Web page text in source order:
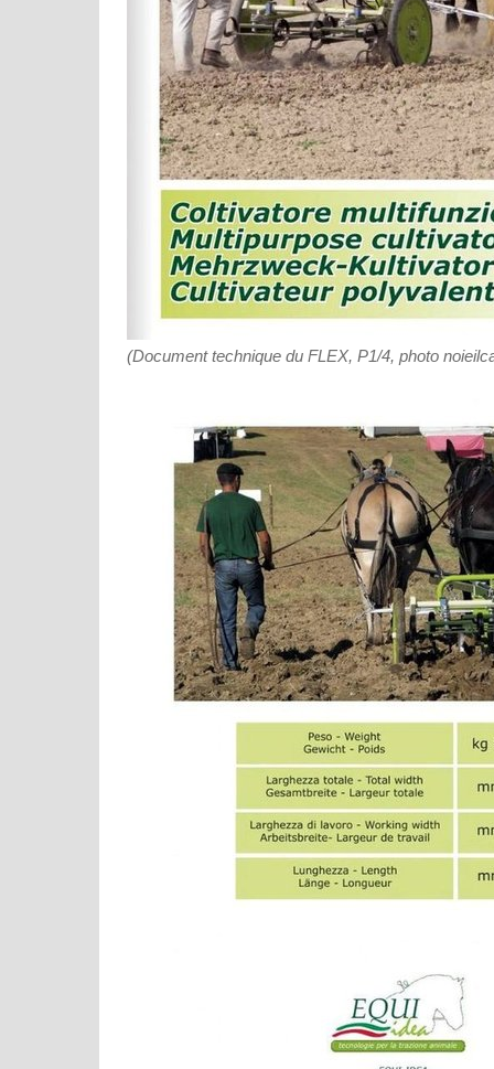
(Document technique du FLEX, P1/4, photo